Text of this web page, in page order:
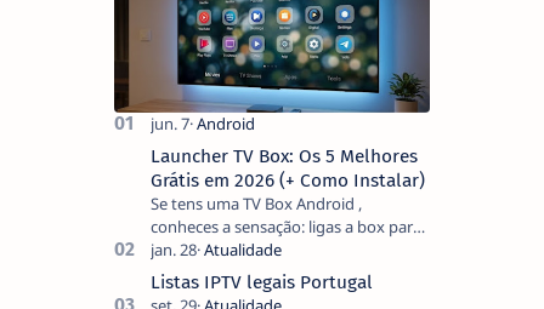
Launcher TV Box: Os 5 Melhores
Grátis em 2026 (+ Como Instalar)
Se tens uma TV Box Android ,
conheces a sensação: ligas a box para
ver um filme e o ecrã inicial está
coberto de sugestões que não
pediste, ban…
Listas IPTV legais Portugal